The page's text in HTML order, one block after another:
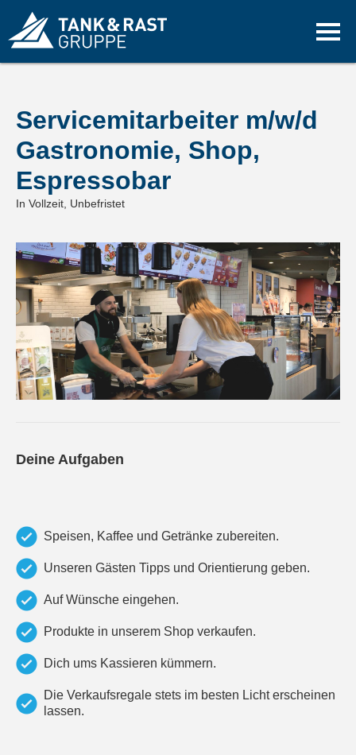
Servicemitarbeiter m/w/d
Gastronomie, Shop,
Espressobar
In Vollzeit, Unbefristet
Deine Aufgaben
Speisen, Kaffee und Getränke zubereiten.
Unseren Gästen Tipps und Orientierung geben.
Auf Wünsche eingehen.
Produkte in unserem Shop verkaufen.
Dich ums Kassieren kümmern.
Die Verkaufsregale stets im besten Licht erscheinen
lassen.